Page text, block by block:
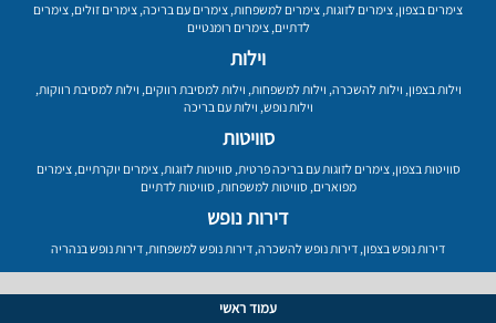
צימרים בצפון, צימרים לזוגות, צימרים למשפחות, צימרים עם בריכה, צימרים זולים, צימרים
לדתיים,צימרים רומנטיים
וילות
וילות בצפון, וילות להשכרה, וילות למשפחות, וילות למסיבת רווקים, וילות למסיבת רווקות,
וילות נופש, וילות עם בריכה
סוויטות
סוויטות בצפון,צימרים לזוגות עם בריכה פרטית,סוויטות לזוגות,צימרים יוקרתיים,צימרים
מפוארים,סוויטות למשפחות,סוויטות לדתיים
דירות נופש
דירות נופש בצפון, דירות נופש להשכרה, דירות נופש למשפחות, דירות נופש בנהריה
עמוד ראשי